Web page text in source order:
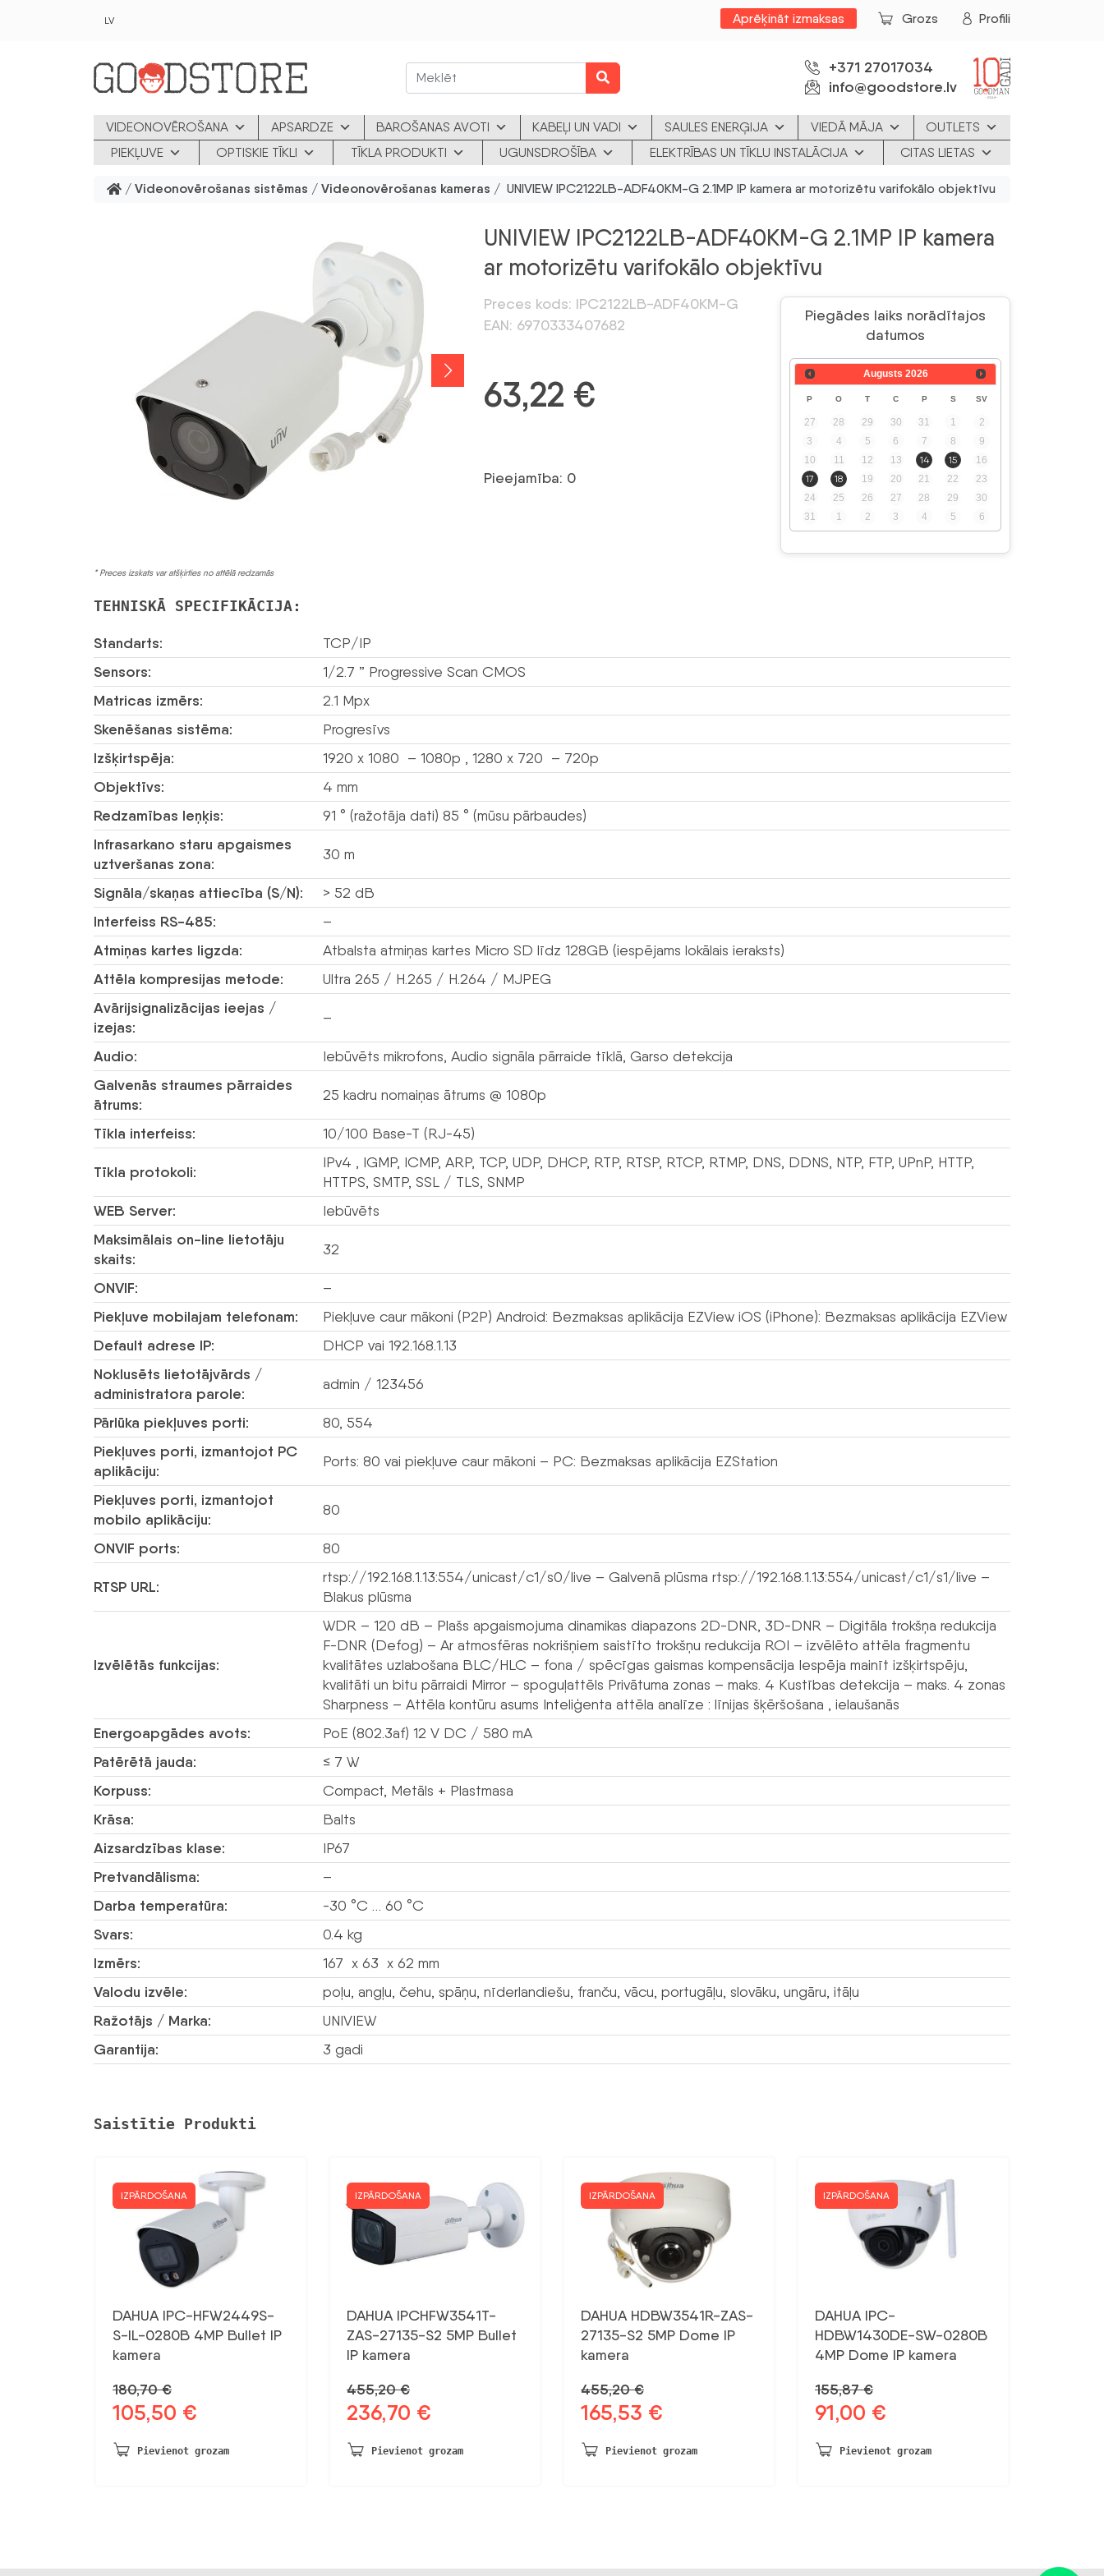
LV Aprēķināt izmaksas Grozs Profili
+371 27017034
info@goodstore.lv
VIDEONOVĒROŠANA APSARDZE BAROŠANAS AVOTI KABEĻI UN VADI SAULES ENERĢIJA VIEDĀ MĀJA
OUTLETS
PIEKĻUVE
OPTISKIE TĪKLI TĪKLA PRODUKTI UGUNSDROŠĪBA ELEKTRĪBAS UN TĪKLU INSTALĀCIJA CITAS LIETAS
/ Videonovērošanas sistēmas / Videonovērošanas kameras / UNIVIEW IPC2122LB-ADF40KM-G 2.1MP IP kamera ar motorizētu varifokālo objektīvu
* Preces izskats var atšķirties no attēlā redzamās
UNIVIEW IPC2122LB-ADF40KM-G 2.1MP IP kamera
ar motorizētu varifokālo objektīvu
Preces kods: IPC2122LB-ADF40KM-G
EAN: 6970333407682
Piegādes laiks norādītajos
datumos
Augusts 2026
P O T C P S SV
27 28 29 30 31 1
2
3
4 5 6 7 8
9
10
11 12 13 14 15
16
17
18 19 20 21 22
23
24
25 26 27 28 29
30
31
1 2 3 4 5 6
63,22 €
Pieejamība: 0
TEHNISKĀ SPECIFIKĀCIJA:
Standarts: TCP/IP
Sensors: 1/2.7 ” Progressive Scan CMOS
Matricas izmērs: 2.1 Mpx
Skenēšanas sistēma: Progresīvs
Izšķirtspēja: 1920 x 1080 – 1080p , 1280 x 720 – 720p
Objektīvs: 4 mm
Redzamības leņķis: 91 ° (ražotāja dati) 85 ° (mūsu pārbaudes)
Infrasarkano staru apgaismes
uztveršanas zona:
30 m
Signāla/skaņas attiecība (S/N): > 52 dB
Interfeiss RS-485: –
Atmiņas kartes ligzda: Atbalsta atmiņas kartes Micro SD līdz 128GB (iespējams lokālais ieraksts)
Attēla kompresijas metode: Ultra 265 / H.265 / H.264 / MJPEG
Avārijsignalizācijas ieejas /
izejas:
–
Audio: Iebūvēts mikrofons, Audio signāla pārraide tīklā, Garso detekcija
Galvenās straumes pārraides
ātrums:
25 kadru nomaiņas ātrums @ 1080p
Tīkla interfeiss: 10/100 Base-T (RJ-45)
Tīkla protokoli:
IPv4 , IGMP, ICMP, ARP, TCP, UDP, DHCP, RTP, RTSP, RTCP, RTMP, DNS, DDNS, NTP, FTP, UPnP, HTTP,
HTTPS, SMTP, SSL / TLS, SNMP
WEB Server: Iebūvēts
Maksimālais on-line lietotāju
skaits:
32
ONVIF: –
Piekļuve mobilajam telefonam: Piekļuve caur mākoni (P2P) Android: Bezmaksas aplikācija EZView iOS (iPhone): Bezmaksas aplikācija EZView
Default adrese IP: DHCP vai 192.168.1.13
Noklusēts lietotājvārds /
administratora parole:
admin / 123456
Pārlūka piekļuves porti: 80, 554
Piekļuves porti, izmantojot PC
aplikāciju:
Ports: 80 vai piekļuve caur mākoni – PC: Bezmaksas aplikācija EZStation
Piekļuves porti, izmantojot
mobilo aplikāciju:
80
ONVIF ports: 80
RTSP URL:
rtsp://192.168.1.13:554/unicast/c1/s0/live – Galvenā plūsma rtsp://192.168.1.13:554/unicast/c1/s1/live –
Blakus plūsma
Izvēlētās funkcijas:
WDR – 120 dB – Plašs apgaismojuma dinamikas diapazons 2D-DNR, 3D-DNR – Digitāla trokšņa redukcija
F-DNR (Defog) – Ar atmosfēras nokrišņiem saistīto trokšņu redukcija ROI – izvēlēto attēla fragmentu
kvalitātes uzlabošana BLC/HLC – fona / spēcīgas gaismas kompensācija Iespēja mainīt izšķirtspēju,
kvalitāti un bitu pārraidi Mirror – spoguļattēls Privātuma zonas – maks. 4 Kustības detekcija – maks. 4 zonas
Sharpness – Attēla kontūru asums Inteliģenta attēla analīze : līnijas šķēršošana , ielaušanās
Energoapgādes avots: PoE (802.3af) 12 V DC / 580 mA
Patērētā jauda: ≤ 7 W
Korpuss: Compact, Metāls + Plastmasa
Krāsa: Balts
Aizsardzības klase: IP67
Pretvandālisma: –
Darba temperatūra: -30 °C … 60 °C
Svars: 0.4 kg
Izmērs: 167 x 63 x 62 mm
Valodu izvēle: poļu, angļu, čehu, spāņu, nīderlandiešu, franču, vācu, portugāļu, slovāku, ungāru, itāļu
Ražotājs / Marka: UNIVIEW
Garantija: 3 gadi
Saistītie Produkti
IZPĀRDOŠANA
DAHUA IPC-HFW2449S-
S-IL-0280B 4MP Bullet IP
kamera
180,70€
Sākotnējā
bija:
105,50 €
ir:
Pievienot grozam
IZPĀRDOŠANA
DAHUA IPCHFW3541T-
ZAS-27135-S2 5MP Bullet
IP kamera
455,20€
Sākotnējā
bija:
236,70 €
ir:
Pievienot grozam
IZPĀRDOŠANA
DAHUA HDBW3541R-ZAS-
27135-S2 5MP Dome IP
kamera
455,20€
Sākotnējā
bija:
165,53 €
ir:
Pievienot grozam
IZPĀRDOŠANA
DAHUA IPC-
HDBW1430DE-SW-0280B
4MP Dome IP kamera
155,87€
Sākotnējā
bija:
91,00 €
ir:
Pievienot grozam